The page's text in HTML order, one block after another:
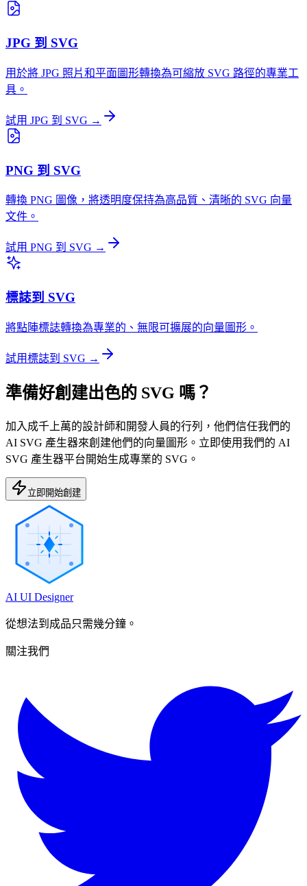
JPG 到 SVG
用於將 JPG 照片和平面圖形轉換為可縮放 SVG 路徑的專業工
具。
試用 JPG 到 SVG →
PNG 到 SVG
轉換 PNG 圖像，將透明度保持為高品質、清晰的 SVG 向量
文件。
試用 PNG 到 SVG →
標誌到 SVG
將點陣標誌轉換為專業的、無限可擴展的向量圖形。
試用標誌到 SVG →
準備好創建出色的 SVG 嗎？
加入成千上萬的設計師和開發人員的行列，他們信任我們的
AI SVG 產生器來創建他們的向量圖形。立即使用我們的 AI
SVG 產生器平台開始生成專業的 SVG。
立即開始創建
AI UI Designer
從想法到成品只需幾分鐘。
關注我們